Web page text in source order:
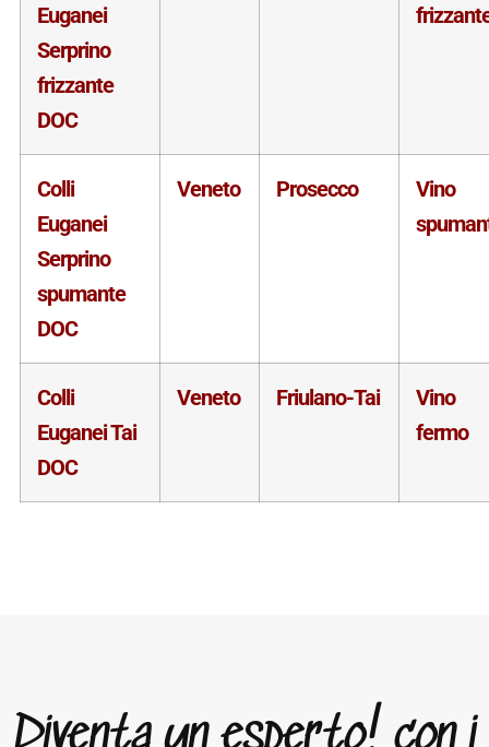
Euganei
Serprino
frizzante
DOC
Colli
Euganei
Serprino
spumante
DOC
Veneto Prosecco
Vino
Colli
Euganei Tai
DOC
Veneto Friulano-Tai
Vino
fermo